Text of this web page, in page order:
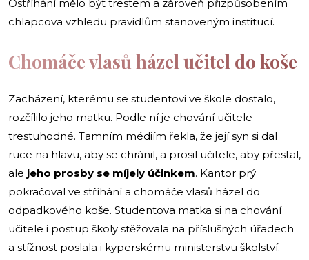
Ostříhání mělo být trestem a zároveň přizpůsobením
chlapcova vzhledu pravidlům stanoveným institucí.
Chomáče vlasů házel učitel do koše
Zacházení, kterému se studentovi ve škole dostalo,
rozčílilo jeho matku. Podle ní je chování učitele
trestuhodné. Tamním médiím řekla, že její syn si dal
ruce na hlavu, aby se chránil, a prosil učitele, aby přestal,
ale jeho prosby se míjely účinkem. Kantor prý
pokračoval ve stříhání a chomáče vlasů házel do
odpadkového koše. Studentova matka si na chování
učitele i postup školy stěžovala na příslušných úřadech
a stížnost poslala i kyperskému ministerstvu školství.